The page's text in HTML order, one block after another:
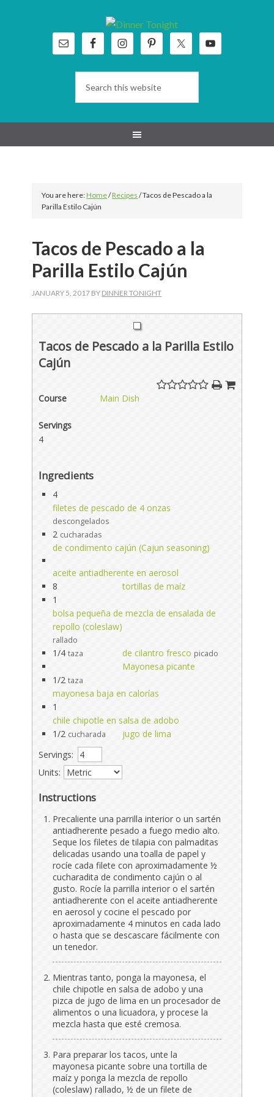
You are here:Home/Recipes /Tacos de Pescado a la
Parilla Estilo Cajún
Tacos de Pescado a la
Parilla Estilo Cajún
JANUARY 5, 2017 BY DINNER TONIGHT
Tacos de Pescado a la Parilla Estilo
Cajún
Course Main Dish
Servings
4
Ingredients
4
filetes de pescado de 4 onzas
descongelados
2 cucharadas
de condimento cajún (Cajun seasoning)
aceite antiadherente en aerosol
8
tortillas de maíz
1
bolsa pequeña de mezcla de ensalada de
repollo (coleslaw)
rallado
1/4 taza de cilantro fresco picado
Mayonesa picante
1/2 taza
mayonesa baja en calorías
1
chile chipotle en salsa de adobo
1/2 cucharada
jugo de lima
Servings:
Units:
Instructions
Precaliente una parrilla interior o un sartén
antiadherente pesado a fuego medio alto.
Seque los filetes de tilapia con palmaditas
delicadas usando una toalla de papel y
rocíe cada filete con aproximadamente ½
cucharadita de condimento cajún o al
gusto. Rocíe la parrilla interior o el sartén
antiadherente con el aceite antiadherente
en aerosol y cocine el pescado por
aproximadamente 4 minutos en cada lado
o hasta que se descascare fácilmente con
un tenedor.
Mientras tanto, ponga la mayonesa, el
chile chipotle en salsa de adobo y una
pizca de jugo de lima en un procesador de
alimentos o una licuadora, y procese la
mezcla hasta que esté cremosa.
Para preparar los tacos, unte la
mayonesa picante sobre una tortilla de
maíz y ponga la mezcla de repollo
(coleslaw) rallado, ½ de un filete de